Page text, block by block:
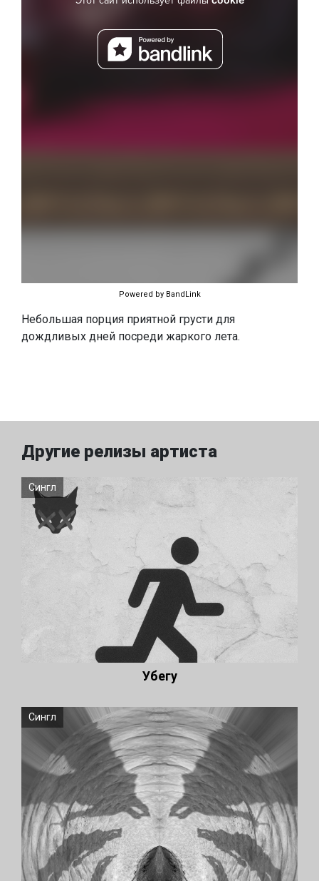
Powered by BandLink
Небольшая порция приятной грусти для
дождливых дней посреди жаркого лета.
Другие релизы артиста
Сингл
Убегу
Сингл